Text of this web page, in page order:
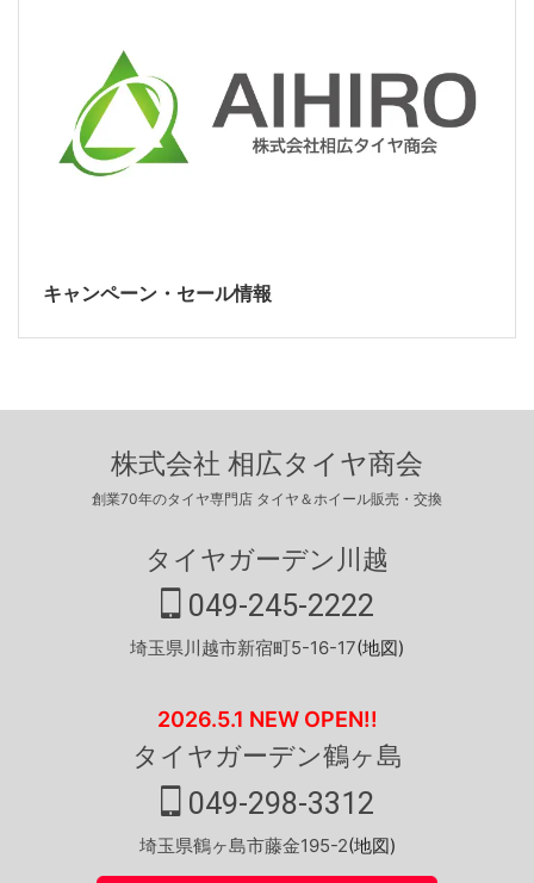
キャンペーン・セール情報
株式会社 相広タイヤ商会
創業70年のタイヤ専門店 タイヤ＆ホイール販売・交換
タイヤガーデン川越
049-245-2222
埼玉県川越市新宿町5-16-17(地図)
2026.5.1 NEW OPEN!!
タイヤガーデン鶴ヶ島
049-298-3312
埼玉県鶴ヶ島市藤金195-2(地図)